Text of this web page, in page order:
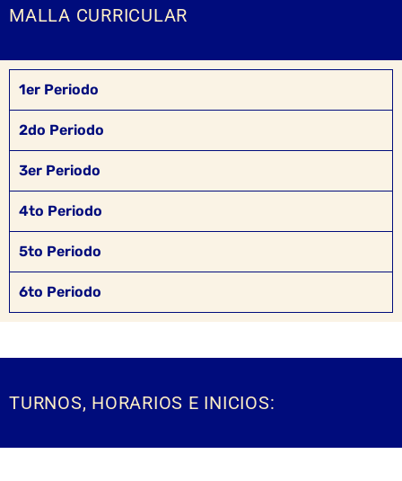
MALLA CURRICULAR
1er Periodo
2do Periodo
3er Periodo
4to Periodo
5to Periodo
6to Periodo
TURNOS, HORARIOS E INICIOS: